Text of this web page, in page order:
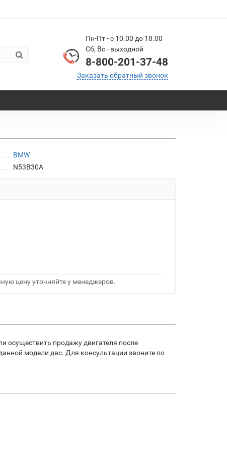
Пн-Пт - с 10.00 до 18.00
Сб, Вс - выходной
8-800-201-37-48
Заказать обратный звонок
BMW
N53B30A
цену уточняйте у менеджеров.
осуществить продажу двигателя после
модели двс. Для консультации звоните по